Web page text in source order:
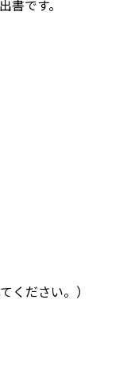
です。
ください。）